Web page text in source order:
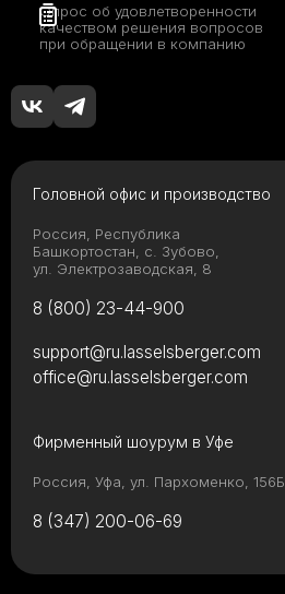
Опрос об удовлетворенности
качеством решения вопросов
при обращении в компанию
Головной офис и производство
Россия, Республика
Башкортостан, с. Зубово,
ул. Электрозаводская, 8
8 (800) 23-44-900
Фирменный шоурум в Уфе
Россия, Уфа, ул. Пархоменко, 156Б
8 (347) 200-06-69
support@ru.lasselsberger.com
office@ru.lasselsberger.com